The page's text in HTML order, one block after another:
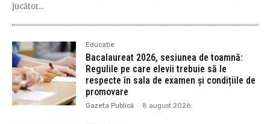
jucător...
Educație
Bacalaureat 2026, sesiunea de toamnă:
Regulile pe care elevii trebuie să le
respecte în sala de examen și condițiile de
promovare
Gazeta Publică - 8 august 2026